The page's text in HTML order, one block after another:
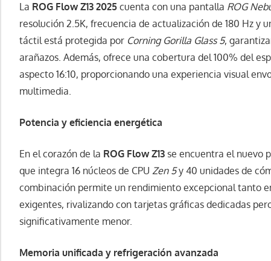
La ROG Flow Z13 2025 cuenta con una pantalla ROG
resolución 2.5K, frecuencia de actualización de 180 Hz y
táctil está protegida por Corning Gorilla Glass 5,
arañazos. Además, ofrece una cobertura del 100% del
aspecto 16:10, proporcionando una experiencia visual
multimedia.
Potencia y eficiencia energética
En el corazón de la ROG Flow Z13 se encuentra el nuevo
que integra 16 núcleos de CPU Zen 5y 40 unidades de
combinación permite un rendimiento excepcional tanto
exigentes, rivalizando con tarjetas gráficas dedicadas
significativamente menor.
Memoria unificada y refrigeración avanzada